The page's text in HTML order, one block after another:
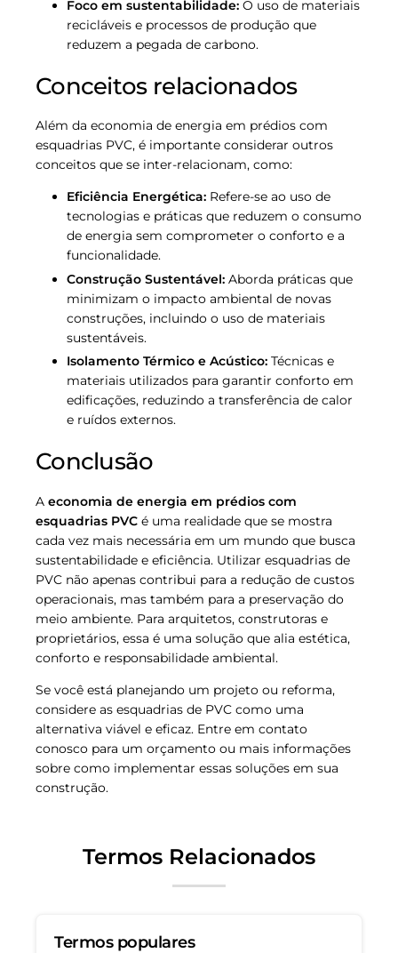
Foco em sustentabilidade: O uso de materiais
recicláveis e processos de produção que
reduzem a pegada de carbono.
Conceitos relacionados
Além da economia de energia em prédios com
esquadrias PVC, é importante considerar outros
conceitos que se inter-relacionam, como:
Eficiência Energética: Refere-se ao uso de
tecnologias e práticas que reduzem o consumo
de energia sem comprometer o conforto e a
funcionalidade.
Construção Sustentável: Aborda práticas que
minimizam o impacto ambiental de novas
construções, incluindo o uso de materiais
sustentáveis.
Isolamento Térmico e Acústico: Técnicas e
materiais utilizados para garantir conforto em
edificações, reduzindo a transferência de calor
e ruídos externos.
Conclusão
A economia de energia em prédios com
esquadrias PVC é uma realidade que se mostra
cada vez mais necessária em um mundo que busca
sustentabilidade e eficiência. Utilizar esquadrias de
PVC não apenas contribui para a redução de custos
operacionais, mas também para a preservação do
meio ambiente. Para arquitetos, construtoras e
proprietários, essa é uma solução que alia estética,
conforto e responsabilidade ambiental.
Se você está planejando um projeto ou reforma,
considere as esquadrias de PVC como uma
alternativa viável e eficaz. Entre em contato
conosco para um orçamento ou mais informações
sobre como implementar essas soluções em sua
construção.
Termos Relacionados
Termos populares